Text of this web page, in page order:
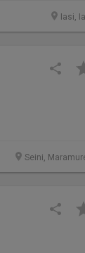
Iasi,
Seini,